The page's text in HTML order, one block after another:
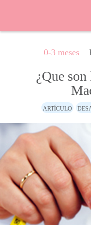
0-3 meses
¿Que
ARTÍCULO